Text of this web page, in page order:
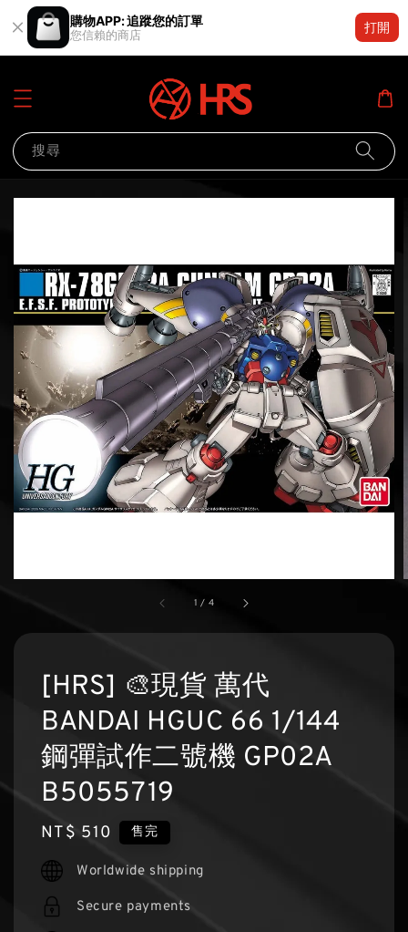
購物APP: 追蹤您的訂單
您信賴的商店
打開
搜尋
1 / 4
[HRS] 🎨現貨 萬代
BANDAI HGUC 66 1/144
鋼彈試作二號機 GP02A
B5055719
Regular
price
NT$ 510 售完
Worldwide shipping
Secure payments